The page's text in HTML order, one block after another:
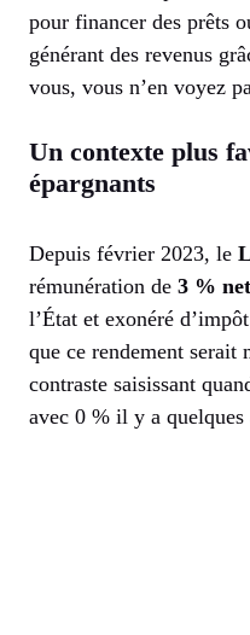
pour financer des prêts
générant des revenus
vous, vous n’en voyez
Un contexte plus
épargnants
Depuis février 2023, le
rémunération de 3 %
l’État et exonéré
que ce rendement
contraste saisissant
avec 0 % il y a quelques